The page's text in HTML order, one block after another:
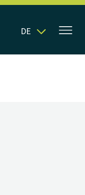
DE